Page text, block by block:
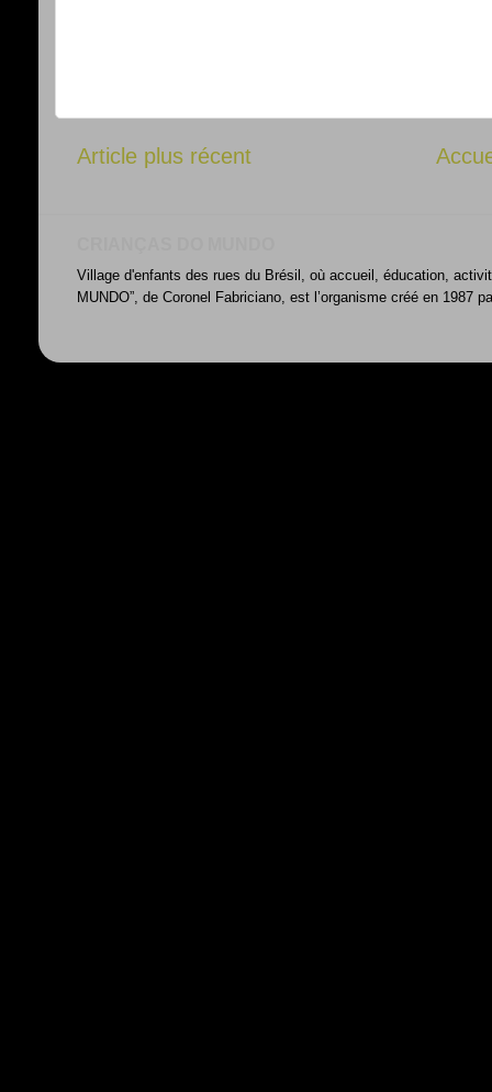
Article plus récent
Village d'enfants des rues du Brésil, où accueil, éducation,
MUNDO”, de Coronel Fabriciano, est l’organisme créé en